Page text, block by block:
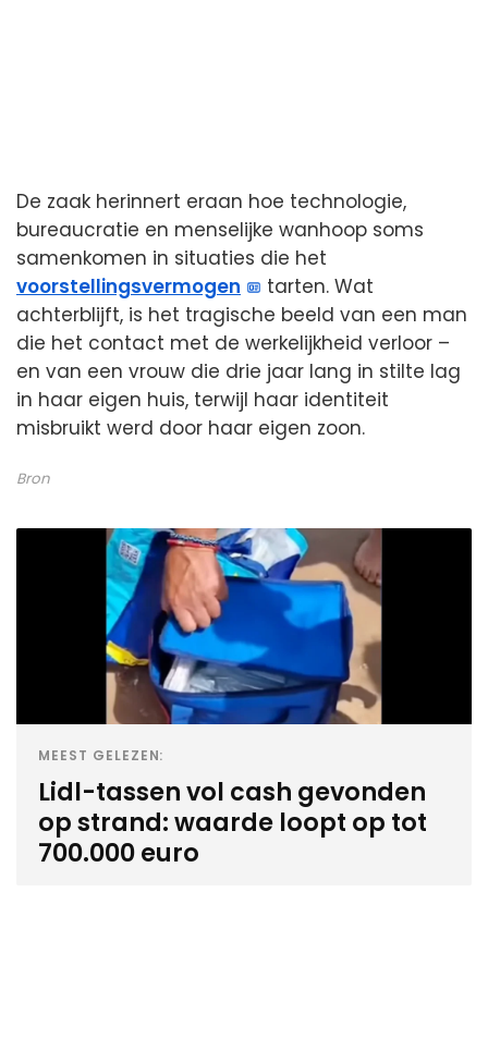
De zaak herinnert eraan hoe technologie,
bureaucratie en menselijke wanhoop soms
samenkomen in situaties die het
voorstellingsvermogen
tarten. Wat
achterblijft, is het tragische beeld van een man
die het contact met de werkelijkheid verloor –
en van een vrouw die drie jaar lang in stilte lag
in haar eigen huis, terwijl haar identiteit
misbruikt werd door haar eigen zoon.
Bron
MEEST GELEZEN:
Lidl-tassen vol cash gevonden
op strand: waarde loopt op tot
700.000 euro